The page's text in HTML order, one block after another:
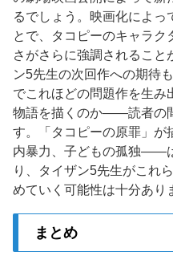
るでしょう。映画化によっ
とで、タコピーのキャラ
さがさらに強調されるこ
ン5先生の次回作への期待
でこれほどの問題作を生み
物語を描くのか——読者の
す。「タコピーの原罪」
内暴力、子どもの孤独——
り、タイザン5先生がこれ
めていく可能性は十分あり
まとめ